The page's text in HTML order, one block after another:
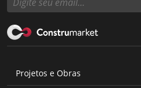
Projetos e Obras